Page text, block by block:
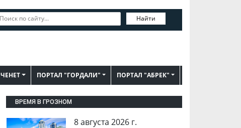
Найти
ЧЕНЕТ ПОРТАЛ "ГОРДАЛИ" ПОРТАЛ "АБРЕК"
ВРЕМЯ В ГРОЗНОМ
8 августа 2026 г.